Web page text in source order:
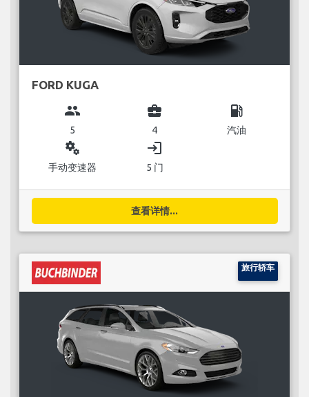
FORD KUGA
group
5
business_center
4
local_gas_station
汽油
miscellaneous_services
手动变速器
login
5 门
查看详情...
旅行轿车